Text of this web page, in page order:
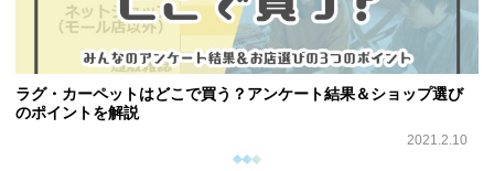
ラグ・カーペットはどこで買う？アンケート結果＆ショップ選び
のポイントを解説
2021.2.10